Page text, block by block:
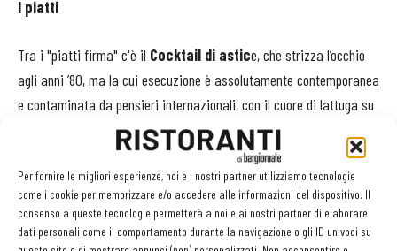
Per fornire le migliori esperienze, noi e i nostri partner utilizziamo tecnologie
come i cookie per memorizzare e/o accedere alle informazioni del dispositivo. Il
consenso a queste tecnologie permetterà a noi e ai nostri partner di elaborare
dati personali come il comportamento durante la navigazione o gli ID univoci su
I piatti
Tra i "piatti firma" c'è il Cocktail di astice, che strizza l’occhio
agli anni ’80, ma la cui esecuzione è assolutamente contemporanea
e contaminata da pensieri internazionali, con il cuore di lattuga su
cui è montata la tartare di astice, chips di astice, alga nori,
maionese al corallo e panna al rafano; si continua con gli
Agnolotti del plin alla Nerano, con la pasta classica
piemontese ai tuorli d’uovo, farcita però con zucchine della
Costiera, maggiorana e basilico, serviti con una spuma di